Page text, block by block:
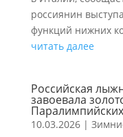
россиянин
функций нижних
читать далее
Российская
завоевала
10.03.2026|